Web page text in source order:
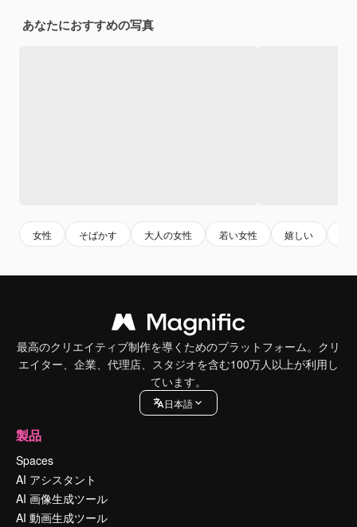
あなたにおすすめの写真
女性 そばかす 大人の女性 若い女性 嬉しい
最高のクリエイティブ制作を導くためのプラットフォーム。クリ
エイター、企業、代理店、スタジオを含む100万人以上が利用し
ています。
日本語
製品
Spaces
AI アシスタント
AI 画像生成ツール
AI 動画生成ツール